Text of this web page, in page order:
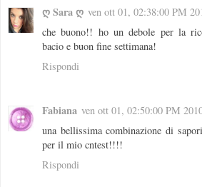
ღ Sara ღ ven ott 01, 02:38:00 PM
che buono!! ho un debole per la
bacio e buon fine settimana!
Rispondi
Fabiana ven ott 01, 02:50:00 PM
una bellissima combinazione di
per il mio cntest!!!!
Rispondi